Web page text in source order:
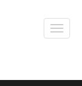
Toggle